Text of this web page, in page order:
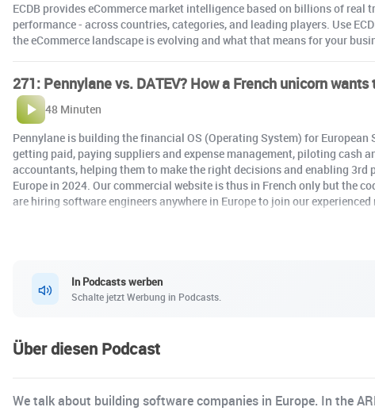
ECDB provides eCommerce market intelligence based on billions of
performance - across countries, categories, and leading players. Use
the eCommerce landscape is evolving and what that means for your
271: Pennylane vs. DATEV? How a French unicorn
48 Minuten
Pennylane is building the financial OS (Operating System) for
getting paid, paying suppliers and expense management, piloting cash
accountants, helping them to make the right decisions and enabling
Europe in 2024. Our commercial website is thus in French only but the
are hiring software engineers anywhere in Europe to join our
In Podcasts werben
Schalte jetzt Werbung in Podcasts.
Über diesen Podcast
We talk about building software companies in Europe. In the